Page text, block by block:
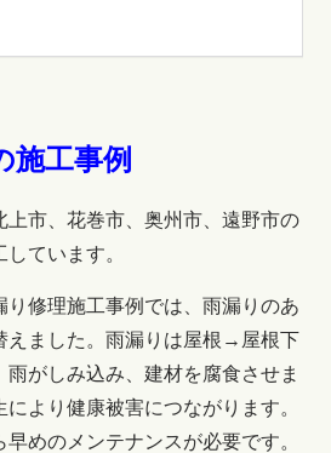
施工事例
上市、花巻市、奥州市、遠野市の
ています。
り修理施工事例では、雨漏りのあ
えました。雨漏りは屋根→屋根下
がしみ込み、建材を腐食させま
より健康被害につながります。
めのメンテナンスが必要です。